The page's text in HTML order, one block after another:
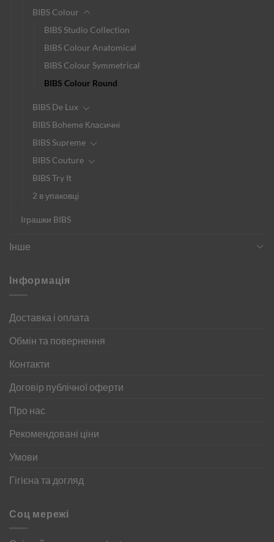
BIBS Colour
BIBS Studio Collection
BIBS Colour Anatomical
BIBS Colour Symmetrical
BIBS Colour Round
BIBS De Lux
BIBS Boheme Класичні
BIBS Supreme
BIBS Couture
BIBS Try It
2 в упаковці
Іграшки BIBS
Інше
Інформація
Доставка і оплата
Обмін та повернення
Контакти
Договір публічної оферти
Про нас
Рекомендовані ціни
Умови
Гігієна та догляд
Соц мережі